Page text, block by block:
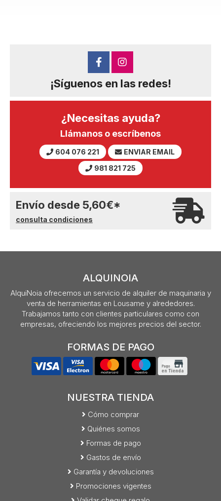
¡Síguenos en las redes!
¿Necesitas ayuda?
Llámanos o escríbenos
604 076 221
ENVIAR EMAIL
981 821 725
Envío desde 5,60€*
consulta condiciones
ALQUINOIA
AlquiNoia ofrecemos un servicio de alquiler de maquinaria y
venta de herramientas en Lousame y alrededores.
Trabajamos tanto con clientes particulares como con
empresas, ofreciendo los mejores precios del sector.
FORMAS DE PAGO
NUESTRA TIENDA
Cómo comprar
Quiénes somos
Formas de pago
Gastos de envío
Garantía y devoluciones
Promociones vigentes